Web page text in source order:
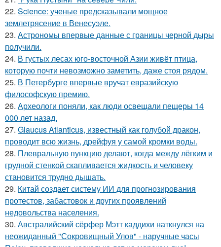
22. Science: ученые предсказывали мощное
землетрясение в Венесуэле.
23. Астрономы впервые данные с границы черной дыры
получили.
24. В густых лесах юго-восточной Азии живёт птица,
которую почти невозможно заметить, даже стоя рядом.
25. В Петербурге впервые вручат евразийскую
философскую премию.
26. Археологи поняли, как люди освещали пещеры 14
000 лет назад.
27. Glaucus Atlanticus, известный как голубой дракон,
проводит всю жизнь, дрейфуя у самой кромки воды.
28. Плевральную пункцию делают, когда между лёгким и
грудной стенкой скапливается жидкость и человеку
становится трудно дышать.
29. Китай создает систему ИИ для прогнозирования
протестов, забастовок и других проявлений
недовольства населения.
30. Австралийский сёрфер Мэтт каддихи наткнулся на
неожиданный "Сокровищный Улов" - наручные часы